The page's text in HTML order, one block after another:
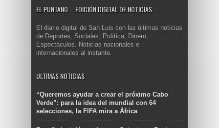
EL PUNTANO – EDICIÓN DIGITAL DE NOTICIAS
El diario digital de San Luis con las últimas noticias
de Deportes, Sociales, Política, Dinero,
Espectáculos. Noticias nacionales e
internacionales al instante.
ULTIMAS NOTICIAS
“Queremos ayudar a crear el próximo Cabo
Verde”: para la idea del mundial con 64
selecciones, la FIFA mira a África